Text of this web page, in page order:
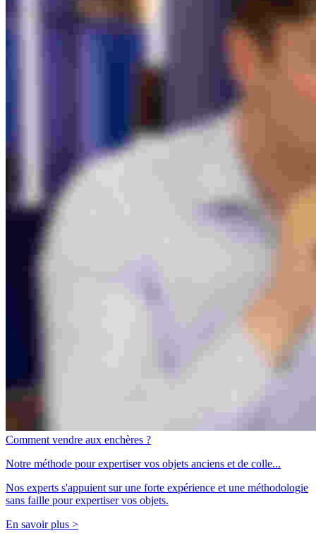
Comment vendre aux enchères ?
Notre méthode pour expertiser vos objets anciens et de colle...
Nos experts s'appuient sur une forte expérience et une méthodologie
sans faille pour expertiser vos objets.
En savoir plus >